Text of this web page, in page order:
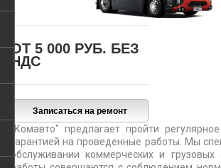
ОТ 5 000 РУБ. БЕЗ
НДС
"Комавто" предлагает пройти
гарантией на проведенные работы. Мы
обслуживании коммерческих и грузовых